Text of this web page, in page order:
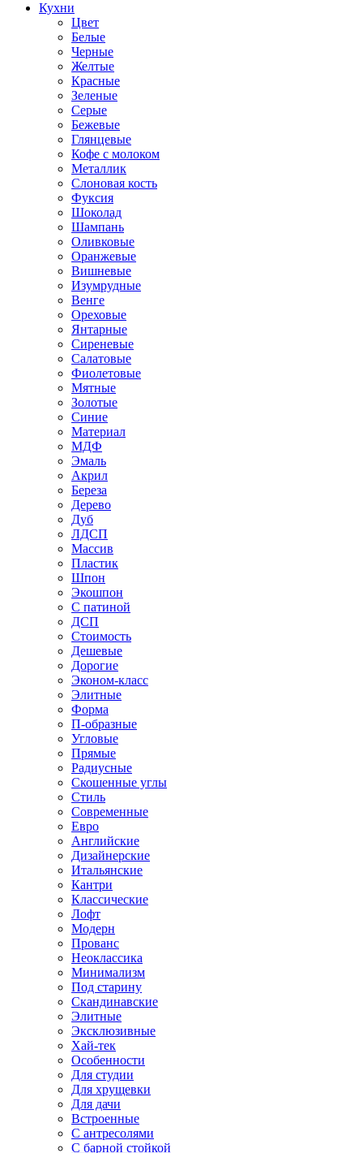
Кухни
Цвет
Белые
Черные
Желтые
Красные
Зеленые
Серые
Бежевые
Глянцевые
Кофе с молоком
Металлик
Слоновая кость
Фуксия
Шоколад
Шампань
Оливковые
Оранжевые
Вишневые
Изумрудные
Венге
Ореховые
Янтарные
Сиреневые
Салатовые
Фиолетовые
Мятные
Золотые
Синие
Материал
МДФ
Эмаль
Акрил
Береза
Дерево
Дуб
ЛДСП
Массив
Пластик
Шпон
Экошпон
С патиной
ДСП
Стоимость
Дешевые
Дорогие
Эконом-класс
Элитные
Форма
П-образные
Угловые
Прямые
Радиусные
Скошенные углы
Стиль
Современные
Евро
Английские
Дизайнерские
Итальянские
Кантри
Классические
Лофт
Модерн
Прованс
Неоклассика
Минимализм
Под старину
Скандинавские
Элитные
Эксклюзивные
Хай-тек
Особенности
Для студии
Для хрущевки
Для дачи
Встроенные
С антресолями
С барной стойкой